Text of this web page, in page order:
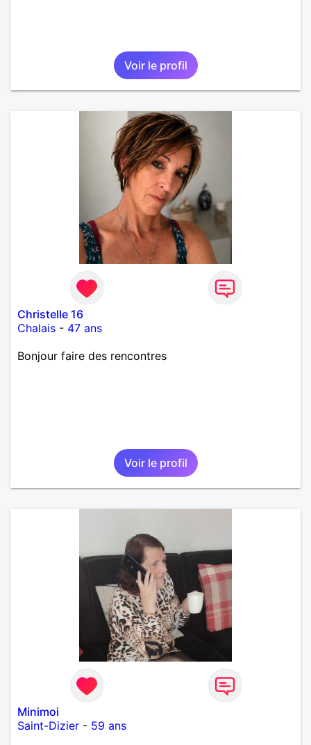
Voir le profil
Christelle 16
Chalais - 47 ans
Bonjour faire des rencontres
Voir le profil
Minimoi
Saint-Dizier - 59 ans